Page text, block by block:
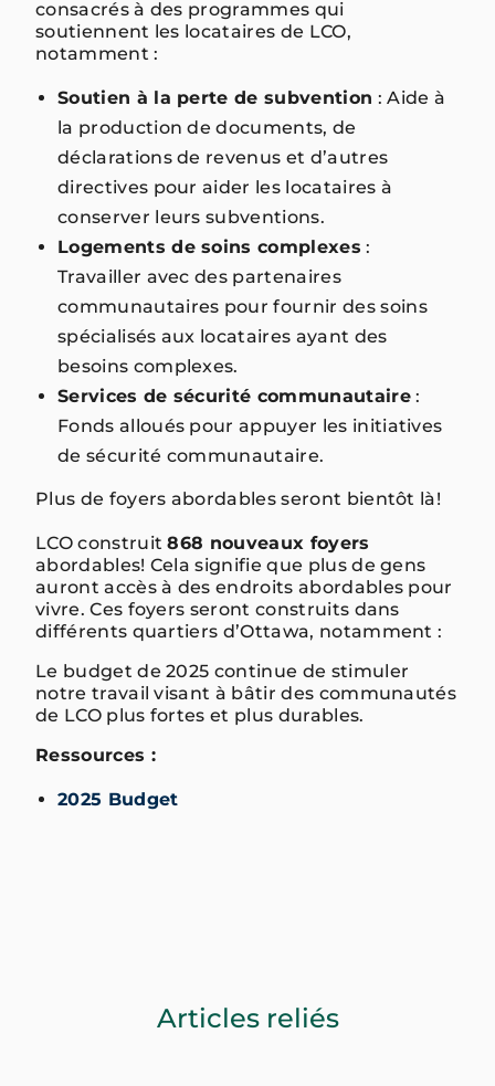
consacrés à des programmes qui
soutiennent les locataires de LCO,
notamment :
Soutien à la perte de subvention : Aide à
la production de documents, de
déclarations de revenus et d’autres
directives pour aider les locataires à
conserver leurs subventions.
Logements de soins complexes :
Travailler avec des partenaires
communautaires pour fournir des soins
spécialisés aux locataires ayant des
besoins complexes.
Services de sécurité communautaire:
Fonds alloués pour appuyer les initiatives
de sécurité communautaire.
Plus de foyers abordables seront bientôt là!
LCO construit868 nouveaux foyers
abordables! Cela signifie que plus de gens
auront accès à des endroits abordables pour
vivre. Ces foyers seront construits dans
différents quartiers d’Ottawa, notamment :
Le budget de 2025 continue de stimuler
notre travail visant à bâtir des communautés
de LCO plus fortes et plus durables.
Ressources :
2025 Budget
Articles reliés